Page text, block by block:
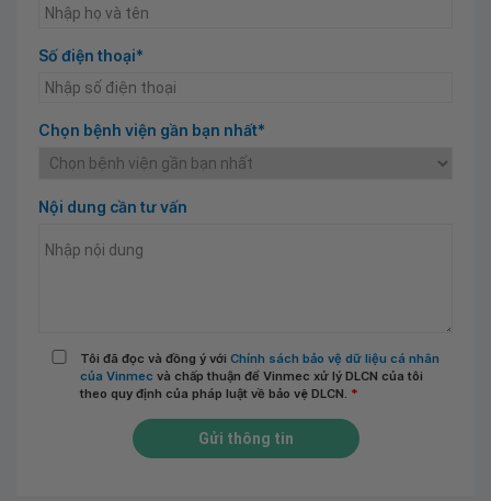
Số điện thoại*
Chọn bệnh viện gần bạn nhất*
Nội dung cần tư vấn
Tôi đã đọc và đồng ý với Chính sách bảo vệ dữ liệu cá nhân
của Vinmec và chấp thuận để Vinmec xử lý DLCN của tôi
theo quy định của pháp luật về bảo vệ DLCN. *
Gửi thông tin